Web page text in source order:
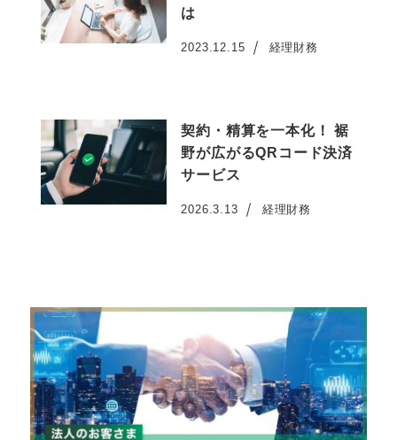
は
投稿日
2023.12.15 経理財務
契約・精算を一本化！ 裾
野が広がるQRコード決済
サービス
投稿日
2026.3.13 経理財務